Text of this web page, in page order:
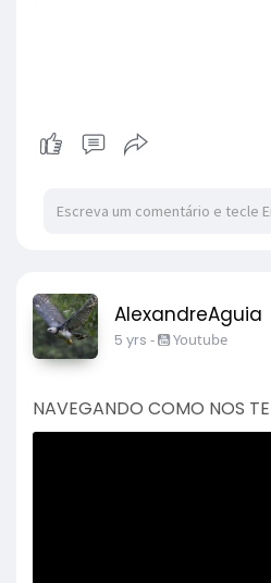
AlexandreAguia
5 yrs - Youtube
NAVEGANDO COMO NOS